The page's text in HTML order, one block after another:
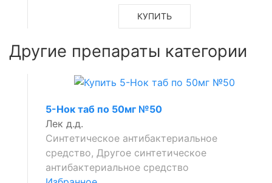
КУПИТЬ
Другие препараты категории
5-Нок таб по 50мг №50
Лек д.д.
Синтетическое антибактериальное
средство, Другое синтетическое
антибактериальное средство